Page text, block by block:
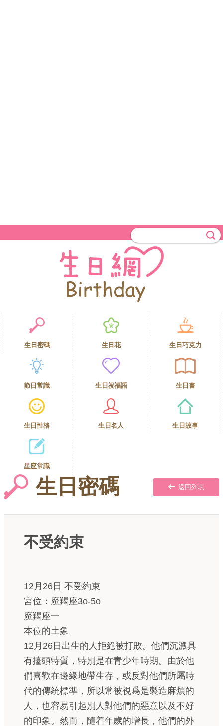
生日密碼 生日花 生日巧克力
節日常識 生日祝福語 生日書
生日性格 生日名人 生日故事
星座常識
生日密碼 返回列表
不受約束
12月26日 不受約束
宮位：魔羯座3o-5o
魔羯座一
本位的土象
12月26日出生的人拒絕被打敗。他們沉澱具
有擡頭特質，特別是在青少年時期。由於他
們喜歡在邊緣地帶生存，或反對他們所屬時
代的傳統標準，所以常被視爲是製造麻煩的
人，也容易引起別人對他們的惡意以及不好
的印象。然而，隨着年歲的增長，他們的外